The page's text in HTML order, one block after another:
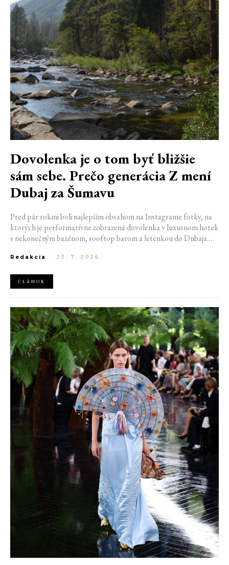
Dovolenka je o tom byť bližšie
sám sebe. Prečo generácia Z mení
Dubaj za Šumavu
Pred pár rokmi boli najlepším obsahom na Instagrame fotky, na
ktorých je performatívne zobrazená dovolenka v luxusnom hoteli
s nekonečným bazénom, rooftop barom a letenkou do Dubaja.
Jizerských horách. Ranné kúpanie v lome. Výlet vlakom na
kamarátmi pri ohni.
Redakcia - 23. 7. 2026
ČLÁNOK